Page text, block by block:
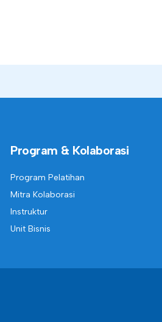
Program & Kolaborasi
Program Pelatihan
Mitra Kolaborasi
Instruktur
Unit Bisnis